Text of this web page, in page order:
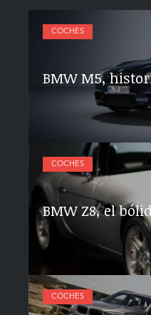
COCHES
BMW M5,
COCHES
BMW Z8, el
COCHES